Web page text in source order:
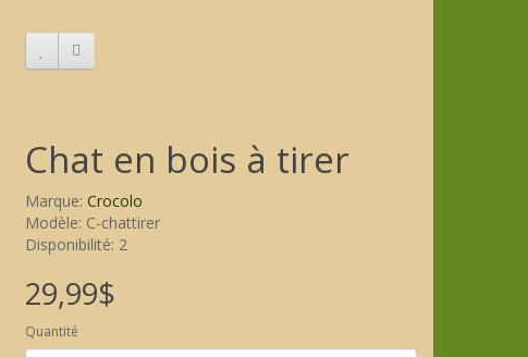
Chat en bois à tirer
Marque: Crocolo
Modèle: C-chattirer
Disponibilité: 2
29,99$
Quantité